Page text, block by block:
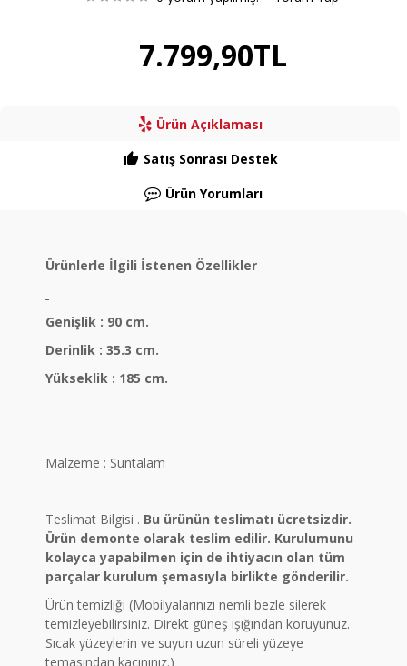
7.799,90TL
Ürün Açıklaması
Satış Sonrası Destek
Ürün Yorumları
Ürünlerle İlgili İstenen Özellikler
Genişlik : 90 cm.
Derinlik : 35.3 cm.
Yükseklik : 185 cm.
Malzeme : Suntalam
Teslimat Bilgisi . Bu ürünün teslimatı ücretsizdir.
Ürün demonte olarak teslim edilir. Kurulumunu
kolayca yapabilmen için de ihtiyacın olan tüm
parçalar kurulum şemasıyla birlikte gönderilir.
Ürün temizliği (Mobilyalarınızı nemli bezle silerek
temizleyebilirsiniz. Direkt güneş ışığından koruyunuz.
Sıcak yüzeylerin ve suyun uzun süreli yüzeye
temasından kaçınınız.)